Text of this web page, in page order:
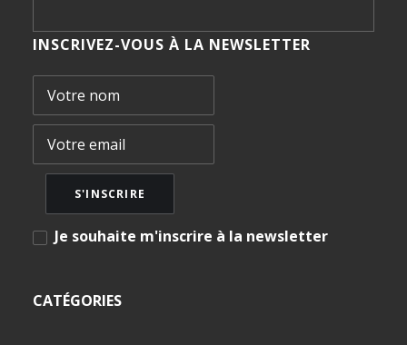
INSCRIVEZ-VOUS À LA NEWSLETTER
Je souhaite m'inscrire à la newsletter
CATÉGORIES